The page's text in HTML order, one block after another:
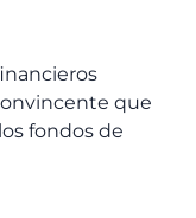
que
fondos de